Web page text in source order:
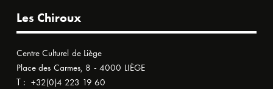
Les Chiroux
Centre Culturel de Liège
Place des Carmes, 8 - 4000 LIÈGE
T : +32(0)4 223 19 60